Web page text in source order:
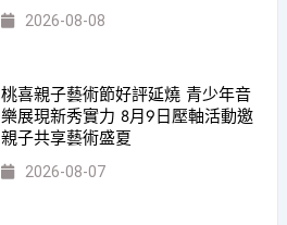
2026-08-08
桃喜親子藝術節好評延燒 青少年音
樂展現新秀實力 8月9日壓軸活動邀
親子共享藝術盛夏
2026-08-07